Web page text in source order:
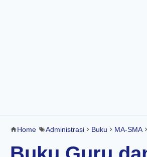
Home Administrasi Buku MA-SMA